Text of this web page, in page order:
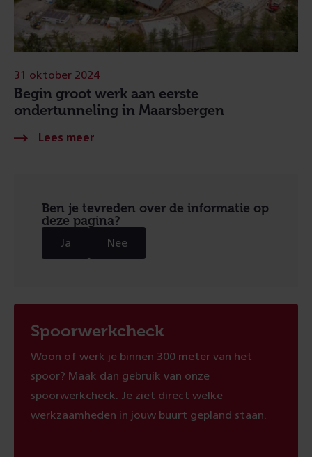
Begin groot werk aan eerste
ondertunneling in Maarsbergen
31 oktober 2024
Ben je tevreden over de informatie op
deze pagina?
Ja Nee
Spoorwerkcheck
Woon of werk je binnen 300 meter van het
spoor? Maak dan gebruik van onze
spoorwerkcheck. Je ziet direct welke
werkzaamheden in jouw buurt gepland staan.